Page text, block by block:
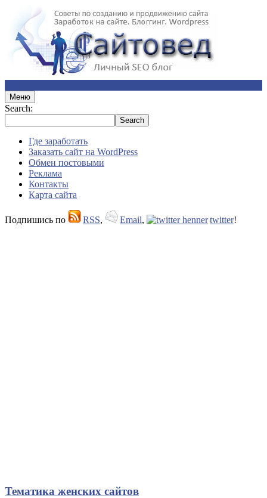
Меню
Search:
Где заработать
Заказать сайт на WordPress
Обмен постовыми
Реклама
Контакты
Карта сайта
Подпишись по RSS, Email, twitter!
Тематика женских сайтов